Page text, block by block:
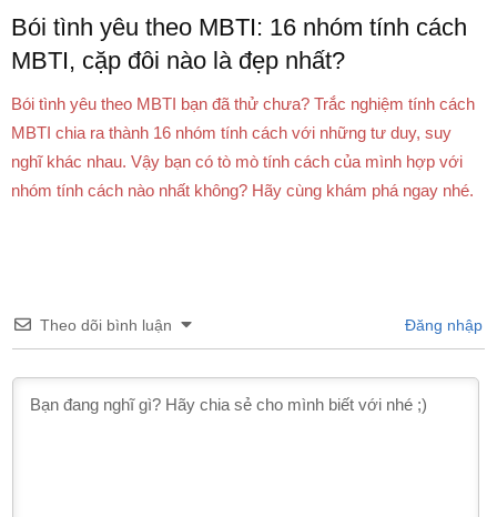
Bói tình yêu theo MBTI: 16 nhóm tính cách
MBTI, cặp đôi nào là đẹp nhất?
Bói tình yêu theo MBTI bạn đã thử chưa? Trắc nghiệm tính cách
MBTI chia ra thành 16 nhóm tính cách với những tư duy, suy
nghĩ khác nhau. Vậy bạn có tò mò tính cách của mình hợp với
nhóm tính cách nào nhất không? Hãy cùng khám phá ngay nhé.
Theo dõi bình luận Đăng nhập